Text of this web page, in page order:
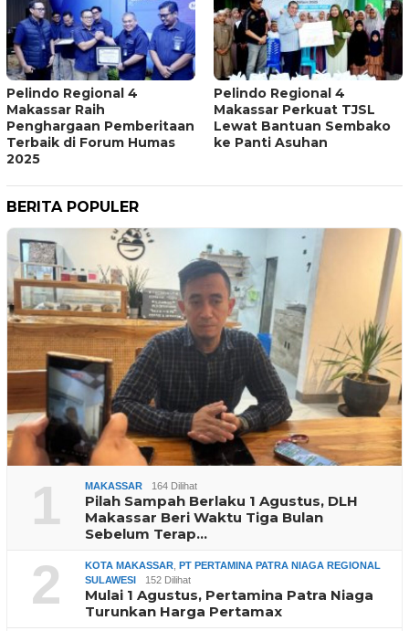
Pelindo Regional 4
Makassar Raih
Penghargaan Pemberitaan
Terbaik di Forum Humas
2025
Pelindo Regional 4
Makassar Perkuat TJSL
Lewat Bantuan Sembako
ke Panti Asuhan
BERITA POPULER
1 MAKASSAR 164 Dilihat
Pilah Sampah Berlaku 1 Agustus, DLH
Makassar Beri Waktu Tiga Bulan
Sebelum Terap…
2 KOTA MAKASSAR, PT PERTAMINA PATRA NIAGA REGIONAL
SULAWESI
152 Dilihat
Mulai 1 Agustus, Pertamina Patra Niaga
Turunkan Harga Pertamax